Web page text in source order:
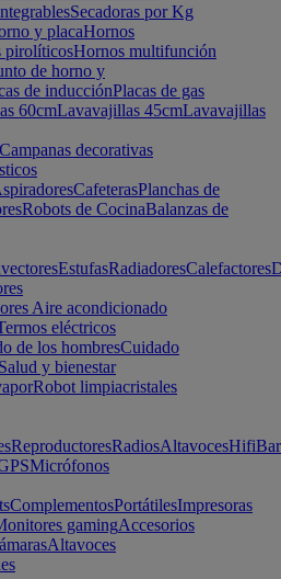
Secadoras por Kg
y placaHornos
pirolíticosHornos multifunción
de horno y
de inducciónPlacas de gas
60cmLavavajillas 45cmLavavajillas
Campanas decorativas
CafeterasPlanchas de
Robots de CocinaBalanzas de
EstufasRadiadoresCalefactores
Aire acondicionado
eléctricos
de los hombresCuidado
Salud y bienestar
Robot limpiacristales
ReproductoresRadiosAltavocesHifi
Micrófonos
ComplementosPortátilesImpresoras
gamingAccesorios
Altavoces